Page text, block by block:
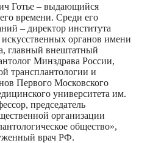
Готье – выдающийся
времени. Среди его
– директор института
органов имени
главный внештатный
Минздрава России,
трансплантологии и
Первого Московского
университета им.
председатель
организации
общество»,
врач РФ.